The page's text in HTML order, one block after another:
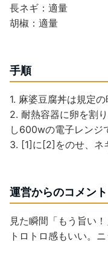
長ネギ：適量
胡椒：適量
手順
1. 麻婆豆腐丼は規定の
2. 耐熱容器に卵を割
し600wの電子レンジ
3. [1]に[2]をのせ、ネ
運営からのコメント
見た瞬間「もう旨い
トロトロ感もいい。